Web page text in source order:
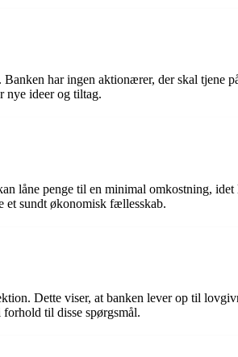
har ingen aktionærer, der skal tjene
nye ideer og tiltag.
låne penge til en minimal omkostning,
et sundt økonomisk fællesskab.
Dette viser, at banken lever op til
til disse spørgsmål.